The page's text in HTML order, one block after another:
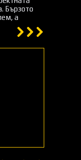
Бързото
а